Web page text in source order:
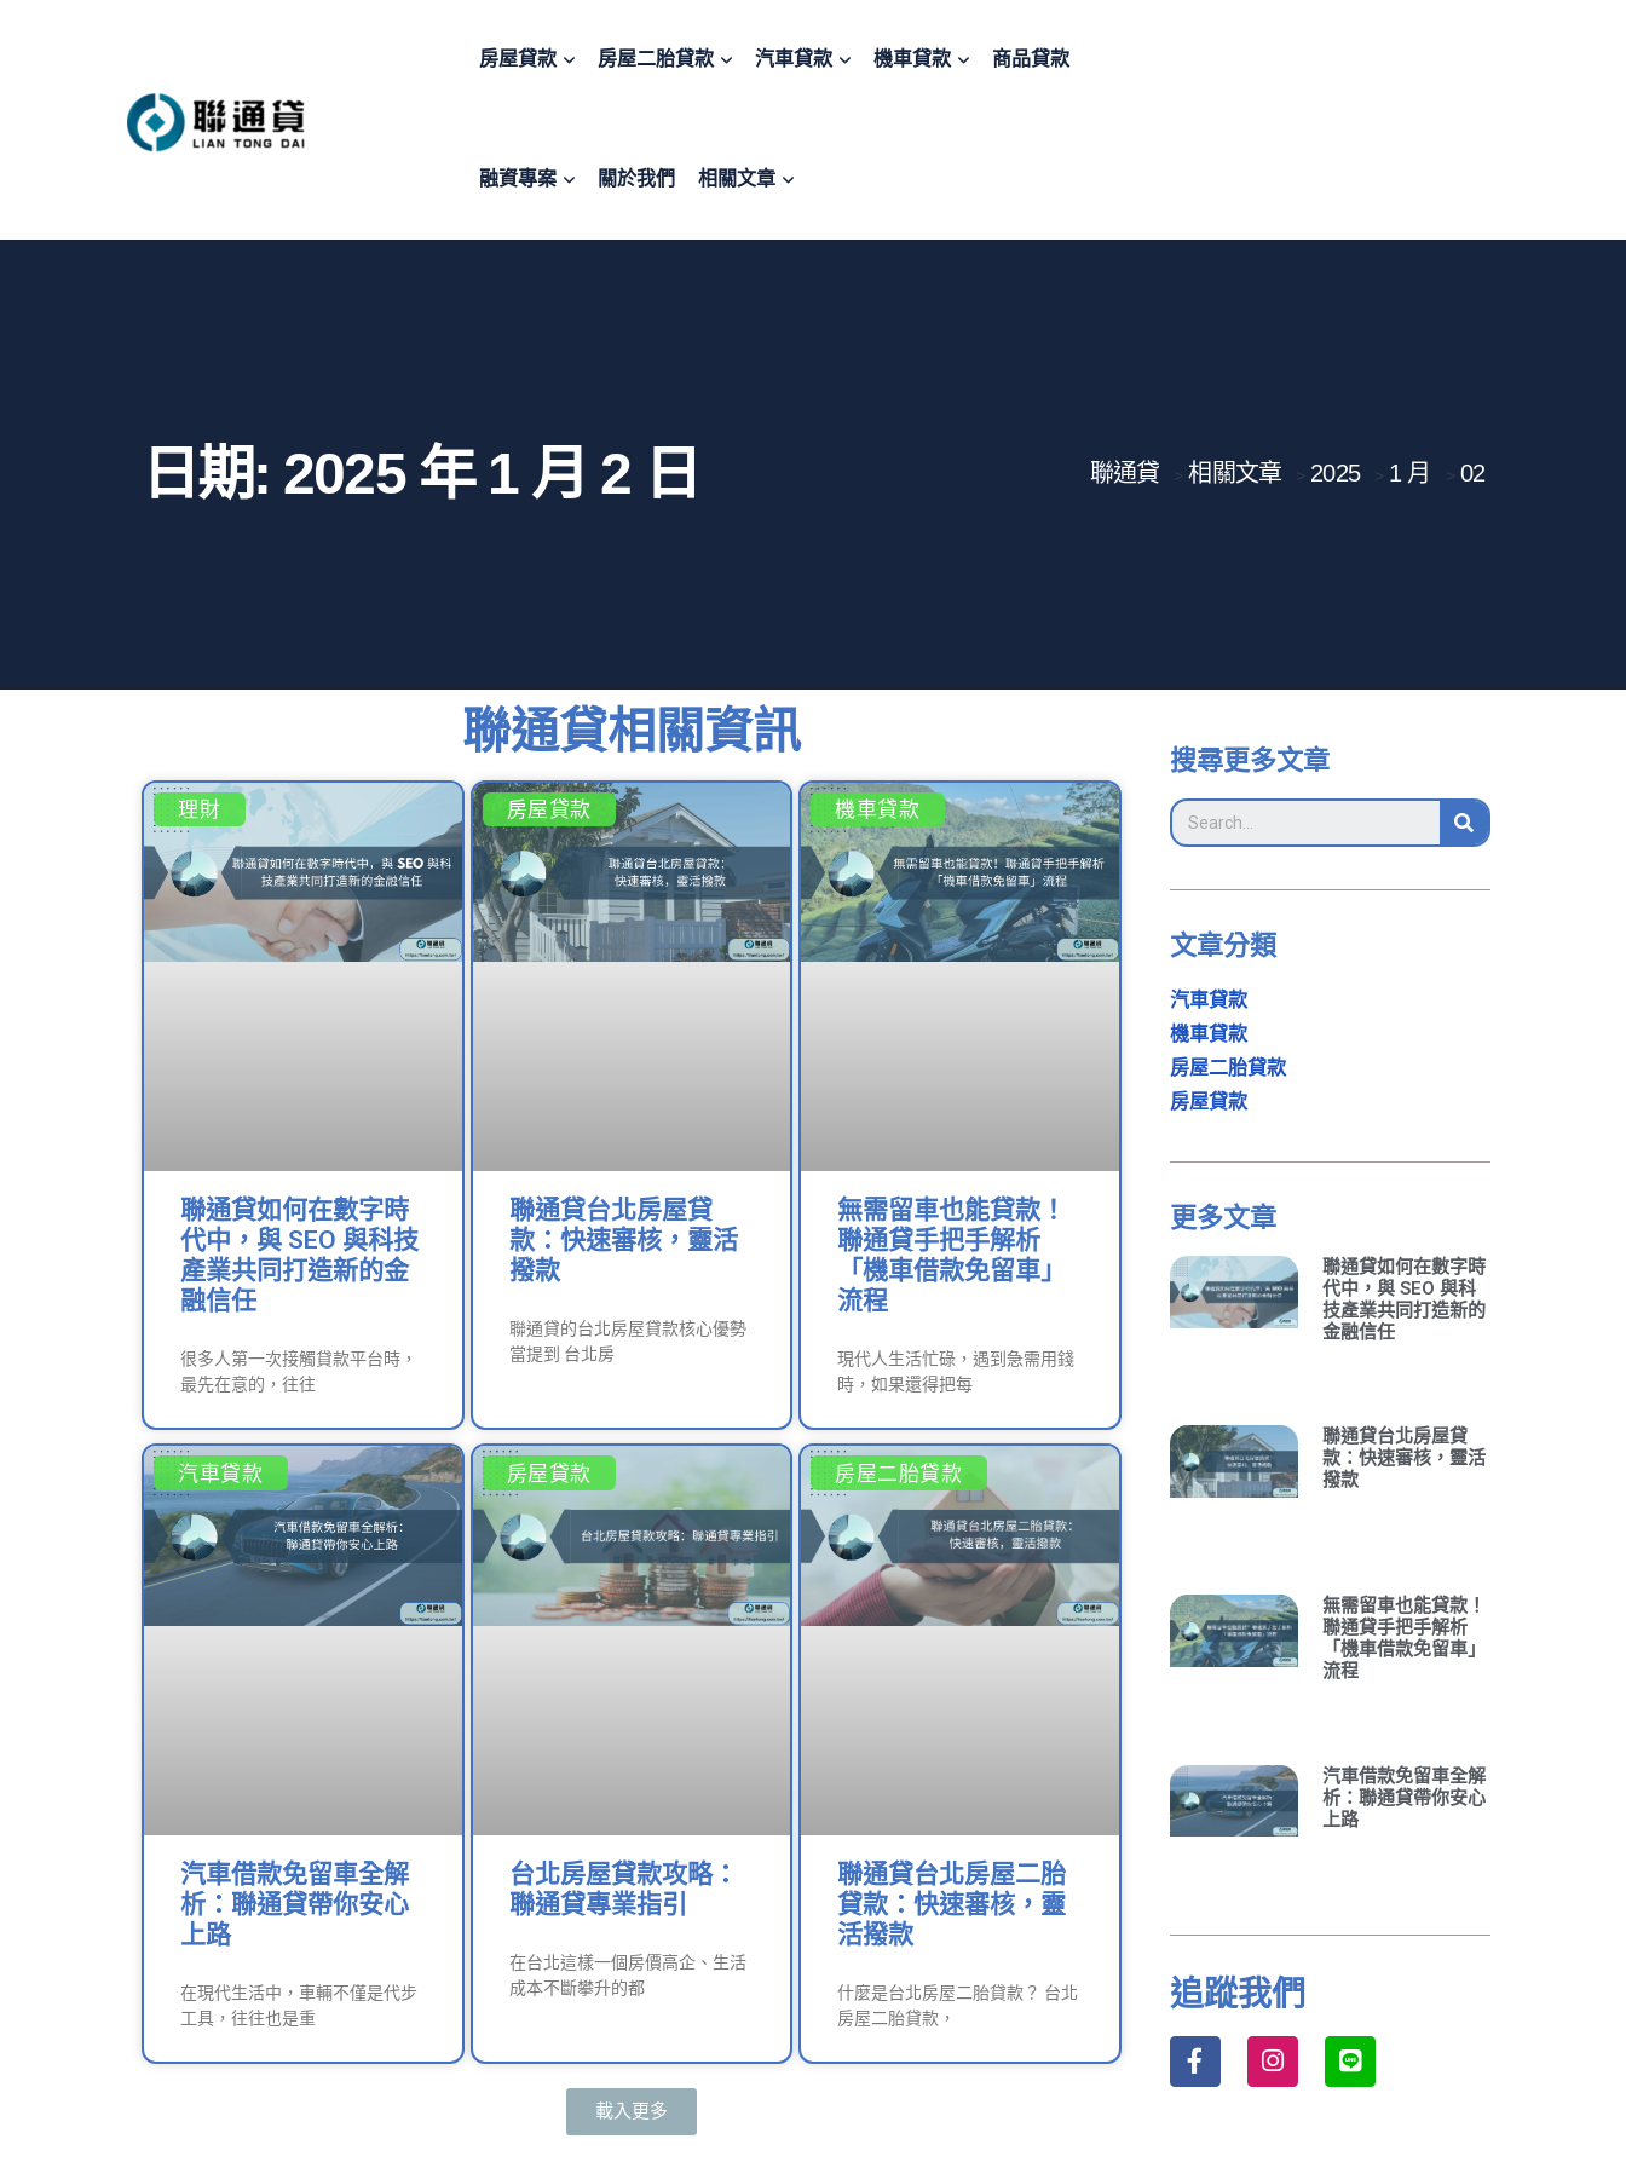
房屋貸款 房屋二胎貸款 汽車貸款 機車貸款 商品貸款
融資專案 關於我們 相關文章
日期: 2025 年 1 月 2 日 聯通貸 >相關文章 > 2025 > 1 月 > 02
聯通貸相關資訊
理財
聯通貸如何在數字時
代中，與 SEO 與科技
產業共同打造新的金
融信任
很多人第一次接觸貸款平台時，
最先在意的，往往
房屋貸款
聯通貸台北房屋貸
款：快速審核，靈活
撥款
聯通貸的台北房屋貸款核心優勢
當提到 台北房
機車貸款
無需留車也能貸款！
聯通貸手把手解析
「機車借款免留車」
流程
現代人生活忙碌，遇到急需用錢
時，如果還得把每
汽車貸款
汽車借款免留車全解
析：聯通貸帶你安心
上路
在現代生活中，車輛不僅是代步
工具，往往也是重
房屋貸款
台北房屋貸款攻略：
聯通貸專業指引
在台北這樣一個房價高企、生活
成本不斷攀升的都
房屋二胎貸款
聯通貸台北房屋二胎
貸款：快速審核，靈
活撥款
什麼是台北房屋二胎貸款？ 台北
房屋二胎貸款，
載入更多
搜尋更多文章
文章分類
汽車貸款
機車貸款
房屋二胎貸款
房屋貸款
更多文章
聯通貸如何在數字時
代中，與 SEO 與科
技產業共同打造新的
金融信任
聯通貸台北房屋貸
款：快速審核，靈活
撥款
無需留車也能貸款！
聯通貸手把手解析
「機車借款免留車」
流程
汽車借款免留車全解
析：聯通貸帶你安心
上路
追蹤我們